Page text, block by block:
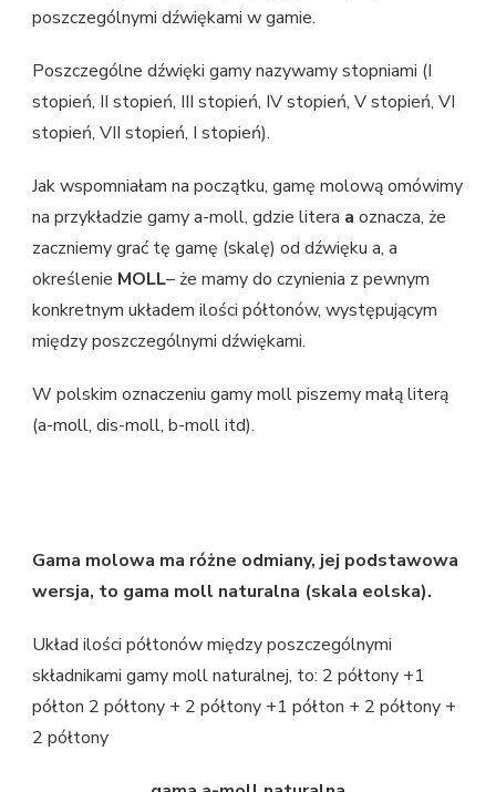
poszczególnymi dźwiękami w gamie.
Poszczególne dźwięki gamy nazywamy stopniami (I
stopień, II stopień, III stopień, IV stopień, V stopień, VI
stopień, VII stopień, I stopień).
Jak wspomniałam na początku, gamę molową omówimy
na przykładzie gamy a-moll, gdzie litera a oznacza, że
zaczniemy grać tę gamę (skalę) od dźwięku a, a
określenie MOLL– że mamy do czynienia z pewnym
konkretnym układem ilości półtonów, występującym
między poszczególnymi dźwiękami.
W polskim oznaczeniu gamy moll piszemy małą literą
(a-moll, dis-moll, b-moll itd).
Gama molowa ma różne odmiany, jej podstawowa
wersja, to gama moll naturalna (skala eolska).
Układ ilości półtonów między poszczególnymi
składnikami gamy moll naturalnej, to: 2 półtony +1
półton 2 półtony + 2 półtony +1 półton + 2 półtony +
2 półtony